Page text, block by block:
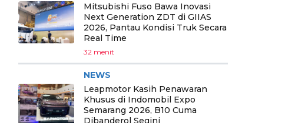
Mitsubishi Fuso Bawa Inovasi
Next Generation ZDT di GIIAS
2026, Pantau Kondisi Truk Secara
Real Time
32 menit
NEWS
Leapmotor Kasih Penawaran
Khusus di Indomobil Expo
Semarang 2026, B10 Cuma
Dibanderol Segini